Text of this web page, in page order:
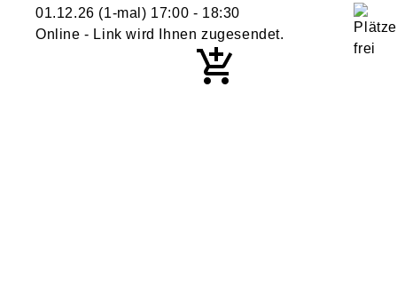
01.12.26 (1-mal) 17:00 - 18:30
Online - Link wird Ihnen zugesendet.